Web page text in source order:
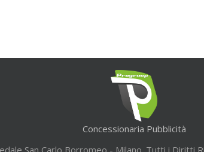
Concessionaria Pubblicità